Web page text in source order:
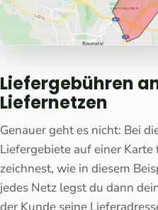
Liefergebühren
Liefernetzen
Genauer geht es nicht: Bei
Liefergebiete auf einer
zeichnest, wie in diesem
jedes Netz legst du dann
der Kunde seine